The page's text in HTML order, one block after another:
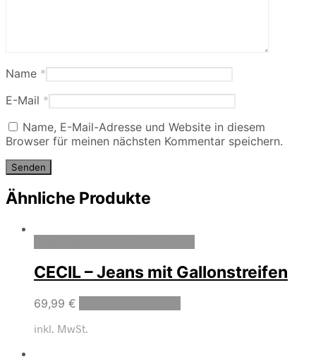
Name *
E-Mail *
Name, E-Mail-Adresse und Website in diesem
Browser für meinen nächsten Kommentar speichern.
Ähnliche Produkte
CECIL – Jeans mit Gallonstreifen
69,99 €
inkl. MwSt.